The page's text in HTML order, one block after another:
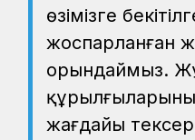
өзімізге
жоспарланған
орындаймыз.
жағдайы